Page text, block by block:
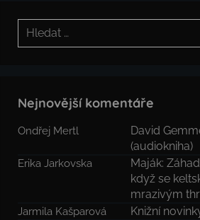
Hledat:
Nejnovější komentáře
Ondřej Mertl
David
(audiokniha)
Erika Jarkovska
Maják:
když se
mrazivým
Jarmila Kašparová Knižní